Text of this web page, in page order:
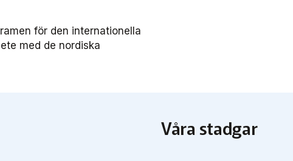
för den internationella
med de nordiska
Våra stadgar